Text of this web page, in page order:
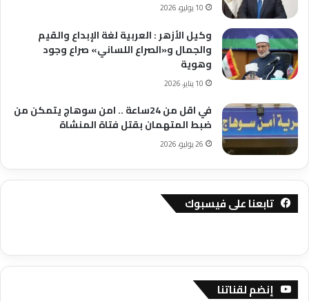
10 يوليو، 2026
وكيل الأزهر : العربية لغة الإبداع والقيم
والجمال و«الصراع اللساني» صراع وجود
وهوية
10 يناير، 2026
في اقل من 24ساعة .. امن سوهاج يتمكن من
ضبط المتهمان بقتل فتاة المنشاة
26 يوليو، 2026
تابعنا على فيسبوك
إنضم لقناتنا